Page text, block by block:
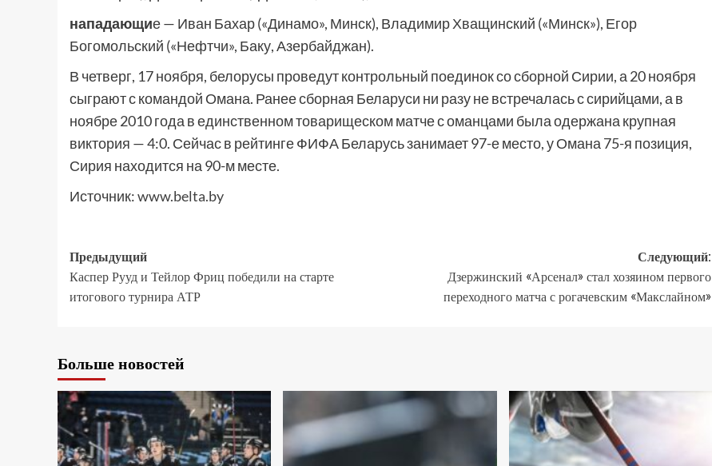
нападающие — Иван Бахар («Динамо», Минск), Владимир Хващинский («Минск»), Егор
Богомольский («Нефтчи», Баку, Азербайджан).
В четверг, 17 ноября, белорусы проведут контрольный поединок со сборной Сирии, а 20 ноября
сыграют с командой Омана. Ранее сборная Беларуси ни разу не встречалась с сирийцами, а в
ноябре 2010 года в единственном товарищеском матче с оманцами была одержана крупная
виктория — 4:0. Сейчас в рейтинге ФИФА Беларусь занимает 97-е место, у Омана 75-я позиция,
Сирия находится на 90-м месте.
Источник:www.belta.by
Предыдущий
Каспер Рууд и Тейлор Фриц победили на старте
итогового турнира АТР
Следующий:
Дзержинский «Арсенал» стал хозяином первого
переходного матча с рогачевским «Макслайном»
Больше новостей